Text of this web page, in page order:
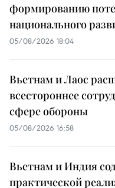
формированию
национального
05/08/2026 18:04
Вьетнам и Лаос
всестороннее
сфере обороны
05/08/2026 16:58
Вьетнам и Индия
практической